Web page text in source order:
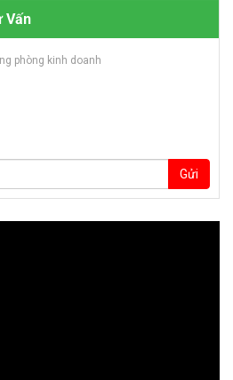
Vấn
phòng kinh doanh
Gửi